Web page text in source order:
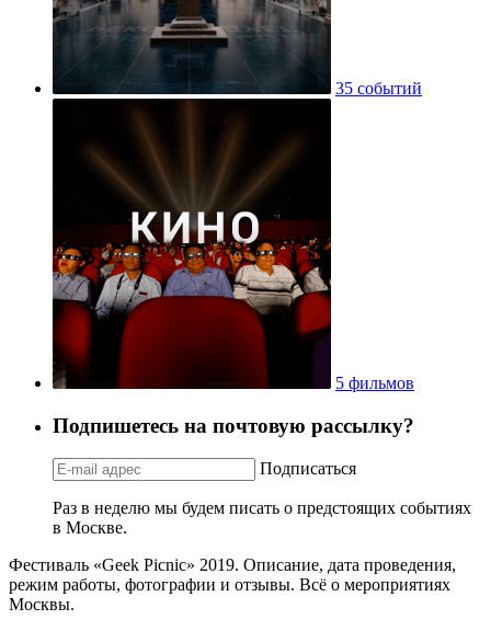
35 событий
5 фильмов
Подпишетесь на почтовую рассылку?
Подписаться
Раз в неделю мы будем писать о предстоящих событиях
в Москве.
Фестиваль «Geek Picnic» 2019. Описание, дата проведения,
режим работы, фотографии и отзывы. Всё о мероприятиях
Москвы.